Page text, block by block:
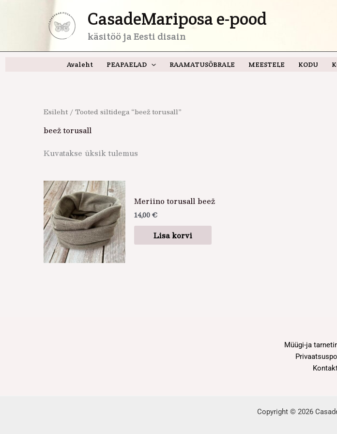
CasadeMariposa e-pood
käsitöö ja Eesti disain
Avaleht PEAPAELAD RAAMATUSÕBRALE MEESTELE KODU
Esileht / Tooted siltidega “beež torusall”
beež torusall
Kuvatakse üksik tulemus
Meriino torusall beež
14,00€
Lisa korvi
Müügi-ja
Copyright © 2026